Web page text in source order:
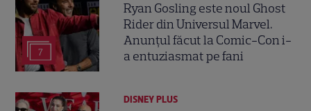
7
Ryan Gosling este noul Ghost
Rider din Universul Marvel.
Anunțul făcut la Comic-Con i-
a entuziasmat pe fani
DISNEY PLUS